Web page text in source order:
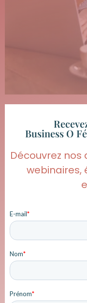
Business O
Découvrez
webinaires,